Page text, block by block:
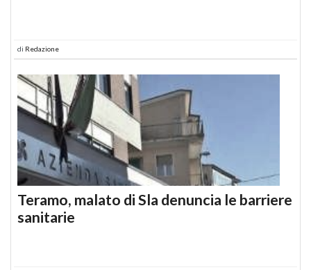
di Redazione
Teramo, malato di Sla denuncia le barriere
sanitarie